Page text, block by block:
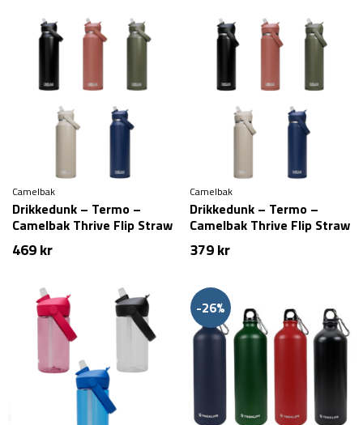
Camelbak
Drikkedunk – Termo –
Camelbak Thrive Flip Straw
VSS – 1,2 liter
469kr
Camelbak
Drikkedunk – Termo –
Camelbak Thrive Flip Straw
VSS – 750 ml
379kr
-26%